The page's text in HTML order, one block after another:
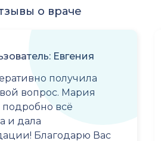
о враче
Евгения
получила
вопрос. Мария
всё
и дала
Благодарю Вас